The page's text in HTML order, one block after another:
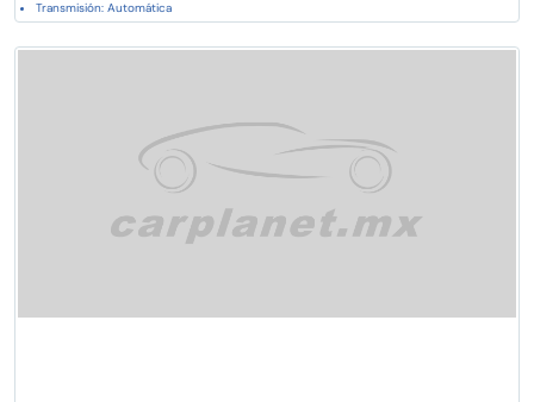
Transmisión: Automática